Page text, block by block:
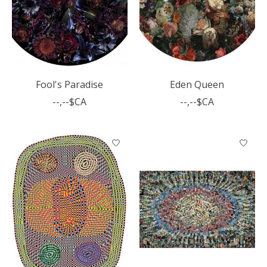
Fool's Paradise
--,--$CA
Eden Queen
--,--$CA